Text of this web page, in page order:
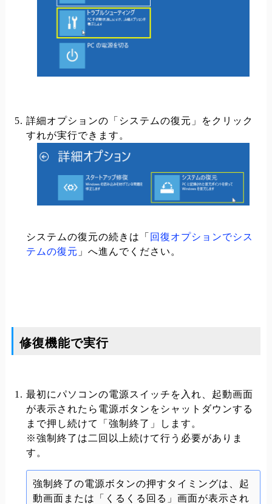
詳細オプションの「システムの復元」をクリック
すれが実行できます。
システムの復元の続きは「 回復オプションでシス
テムの復元 」へ進んでください。
修復機能で実行
最初にパソコンの電源スイッチを入れ、起動画面
が表示されたら電源ボタンをシャットダウンする
まで押し続けて「強制終了」します。
※強制終了は二回以上続けて行う必要がありま
す。
強制終了の電源ボタンの押すタイミングは、起
動画面または「くるくる回る」画面が表示され